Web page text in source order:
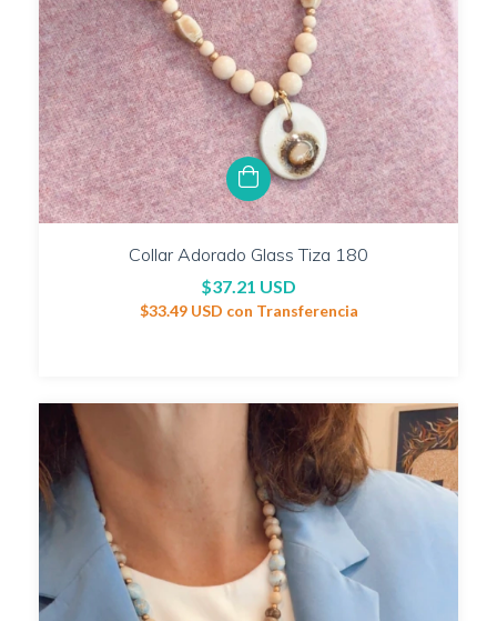
Collar Adorado Glass Tiza 180
$37.21 USD
$33.49 USD con Transferencia